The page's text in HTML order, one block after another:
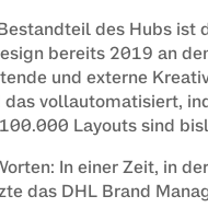
des Hubs ist
bereits 2019 an
und externe
vollautomatisiert,
Layouts sind
In einer Zeit, in
das DHL Brand